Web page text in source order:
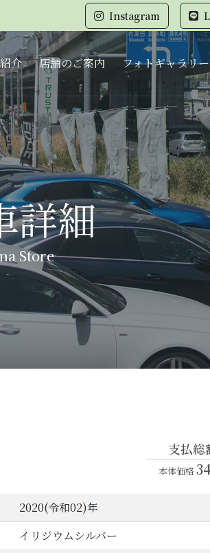
Instagram
介 店舗のご案内 フォトギャラリー
詳細
Store
支払総
本体価格
2020(令和02)年
イリジウムシルバー